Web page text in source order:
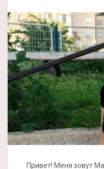
Привет! Меня зовут